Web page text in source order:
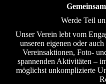
Werde Teil
Unser Verein lebt vom
unseren eigenen oder
Vereinsaktionen, Foto-
spannenden Aktivitäten –
möglichst unkomplizierte